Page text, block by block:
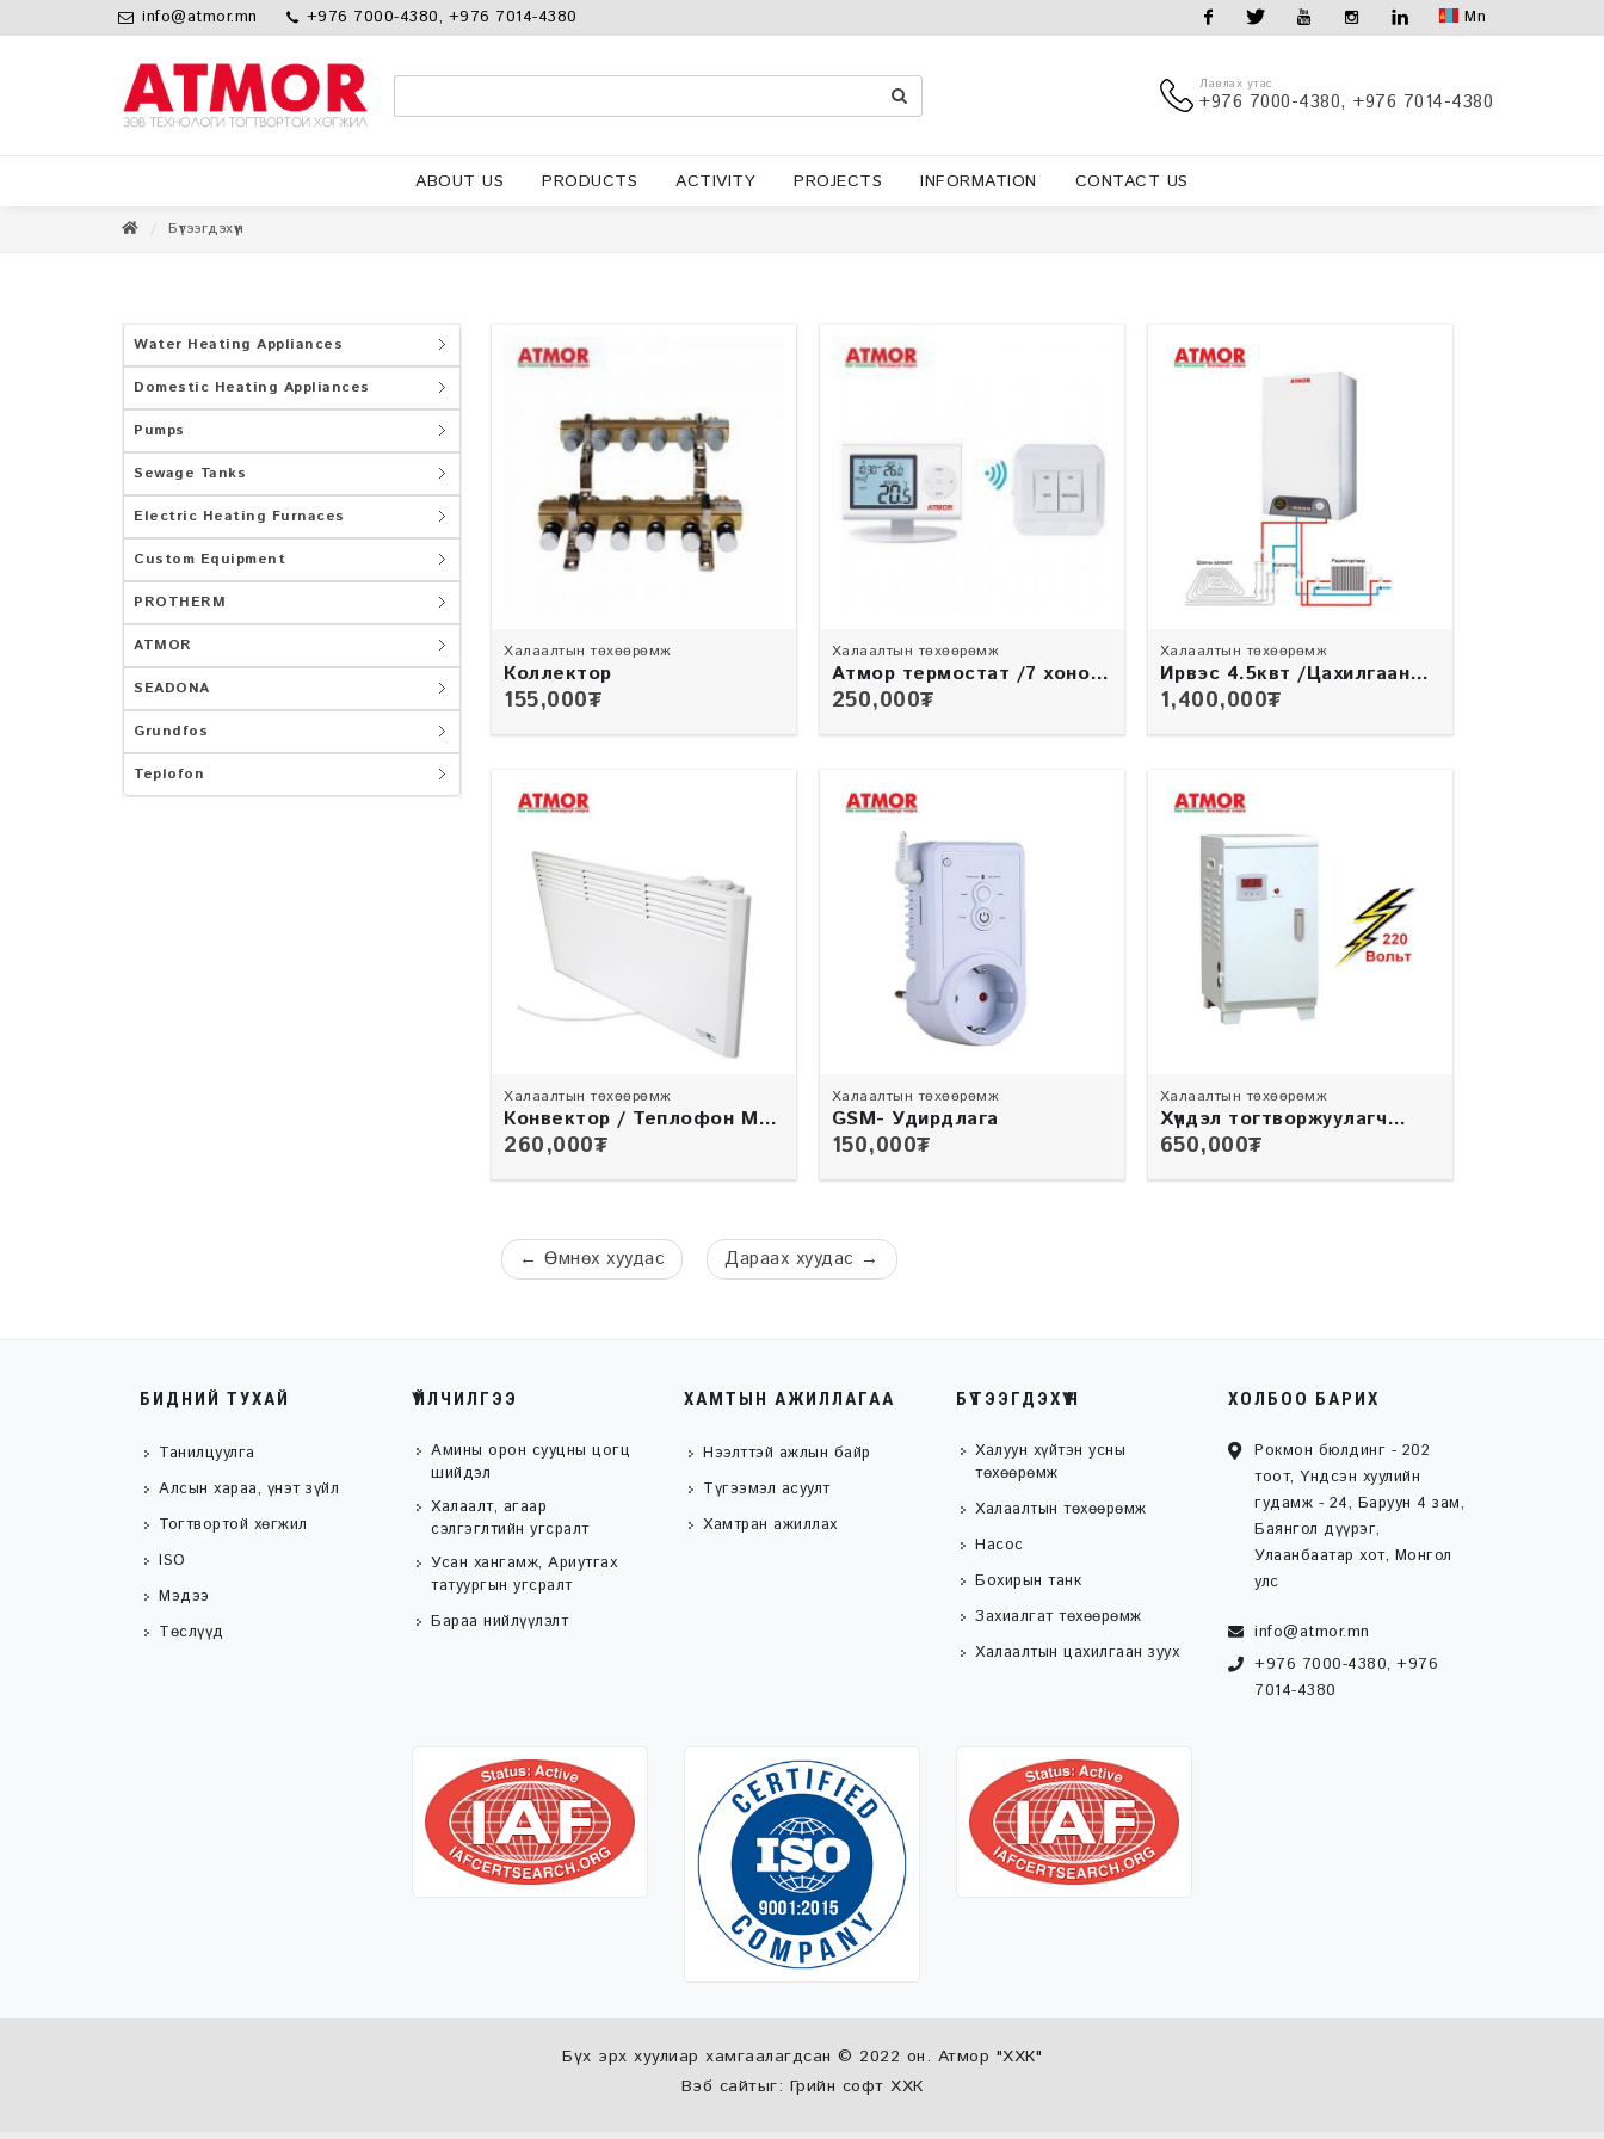
info@atmor.mn +976 7000-4380, +976 7014-4380
Mn
Лавлах утас
+976 7000-4380, +976 7014-4380
ABOUT US PRODUCTS ACTIVITY PROJECTS INFORMATION CONTACT US
Бүтээгдэхүүн
Water Heating Appliances
Domestic Heating Appliances
Pumps
Sewage Tanks
Electric Heating Furnaces
Custom Equipment
PROTHERM
ATMOR
SEADONA
Grundfos
Teplofon
Халаалтын төхөөрөмж
Коллектор
155,000₮
Халаалтын төхөөрөмж
Атмор термостат /7 хоног
термостат/
250,000₮
Халаалтын төхөөрөмж
Ирвэс 4.5квт /Цахилгаан
зуух/
1,400,000₮
Халаалтын төхөөрөмж
Конвектор / Теплофон MT
1
260,000₮
Халаалтын төхөөрөмж
GSM- Удирдлага
150,000₮
Халаалтын төхөөрөмж
Хүчдэл тогтворжуулагч
/12ква/
650,000₮
← Өмнөх хуудас Дараах хуудас →
БИДНИЙ ТУХАЙ
Танилцуулга
Алсын хараа, үнэт зүйл
Тогтвортой хөгжил
ISO
Мэдээ
Төслүүд
ҮЙЛЧИЛГЭЭ
Амины орон сууцны цогц
шийдэл
Халаалт, агаар
сэлгэглтийн угсралт
Усан хангамж, Ариутгах
татуургын угсралт
Бараа нийлүүлэлт
ХАМТЫН АЖИЛЛАГАА
Нээлттэй ажлын байр
Түгээмэл асуулт
Хамтран ажиллах
БҮТЭЭГДЭХҮҮН
Халуун хүйтэн усны
төхөөрөмж
Халаалтын төхөөрөмж
Насос
Бохирын танк
Захиалгат төхөөрөмж
Халаалтын цахилгаан зуух
ХОЛБОО БАРИХ
Рокмон бюлдинг - 202
тоот, Үндсэн хуулийн
гудамж - 24, Баруун 4 зам,
Баянгол дүүрэг,
Улаанбаатар хот, Монгол
улс
info@atmor.mn
+976 7000-4380, +976
7014-4380
Бүх эрх хуулиар хамгаалагдсан © 2022 он. Атмор "ХХК"
Вэб сайтыг: Грийн софт ХХК